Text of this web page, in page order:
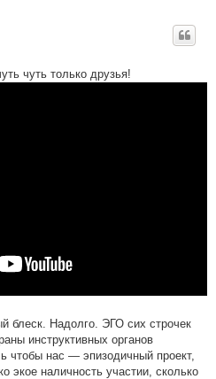
чуть только друзья!
блеск. Надолго. ЭГО сих строчек
инструктивных органов
чтобы нас — эпизодичный проект,
экое наличность участии, сколько